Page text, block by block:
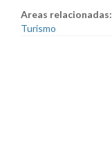
Areas relacionadas:
Turismo